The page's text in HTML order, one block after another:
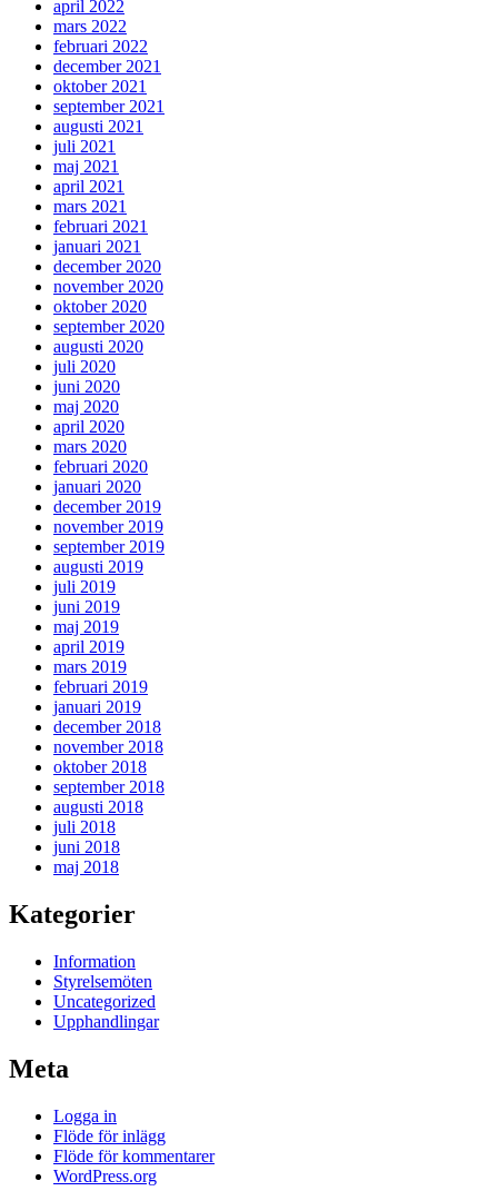
april 2022
mars 2022
februari 2022
december 2021
oktober 2021
september 2021
augusti 2021
juli 2021
maj 2021
april 2021
mars 2021
februari 2021
januari 2021
december 2020
november 2020
oktober 2020
september 2020
augusti 2020
juli 2020
juni 2020
maj 2020
april 2020
mars 2020
februari 2020
januari 2020
december 2019
november 2019
september 2019
augusti 2019
juli 2019
juni 2019
maj 2019
april 2019
mars 2019
februari 2019
januari 2019
december 2018
november 2018
oktober 2018
september 2018
augusti 2018
juli 2018
juni 2018
maj 2018
Kategorier
Information
Styrelsemöten
Uncategorized
Upphandlingar
Meta
Logga in
Flöde för inlägg
Flöde för kommentarer
WordPress.org